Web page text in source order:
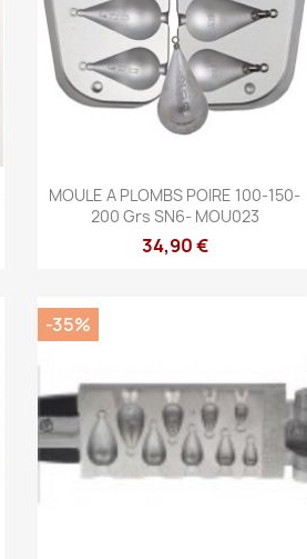
Aperçu rapide
MOULE A PLOMBS POIRE 100-150-
200 Grs SN6- MOU023
34,90 €
-35%